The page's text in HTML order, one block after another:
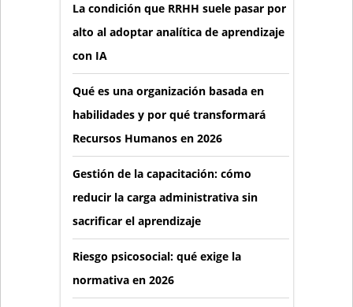
La condición que RRHH suele pasar por
alto al adoptar analítica de aprendizaje
con IA
Qué es una organización basada en
habilidades y por qué transformará
Recursos Humanos en 2026
Gestión de la capacitación: cómo
reducir la carga administrativa sin
sacrificar el aprendizaje
Riesgo psicosocial: qué exige la
normativa en 2026